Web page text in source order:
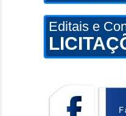
Editais e